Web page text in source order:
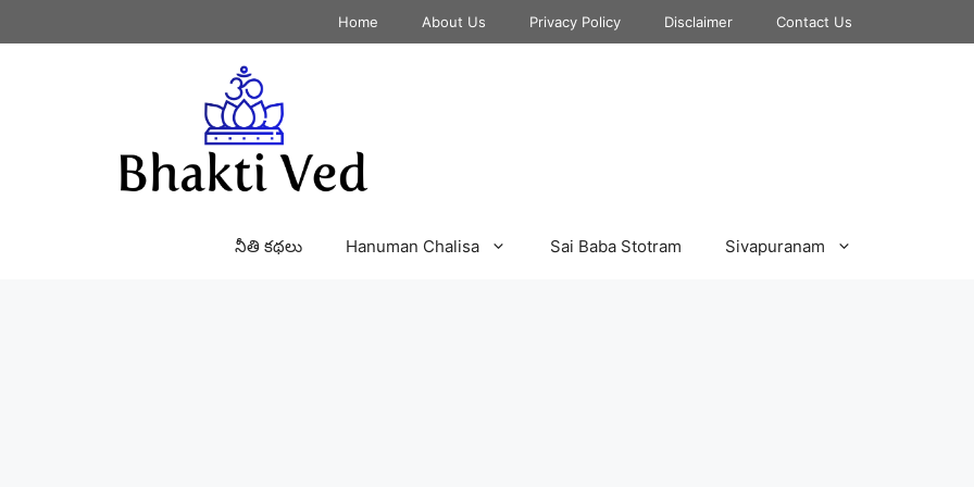
Home About Us Privacy Policy Disclaimer Contact Us
నీతి కథలు Hanuman Chalisa Sai Baba Stotram Sivapuranam